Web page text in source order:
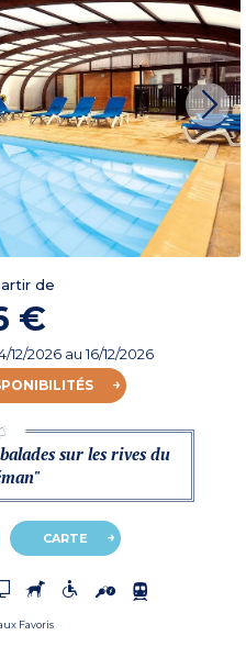
de
€
12/2026 au 16/12/2026
sur les rives du
CARTE
Favoris